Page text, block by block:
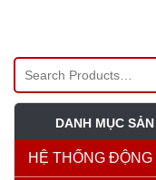
DANH MỤC
HỆ THỐNG